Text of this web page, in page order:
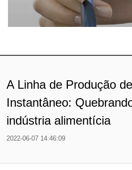
A Linha de Produção
Instantâneo:
indústria alimentícia
2022-06-07 14:46:09